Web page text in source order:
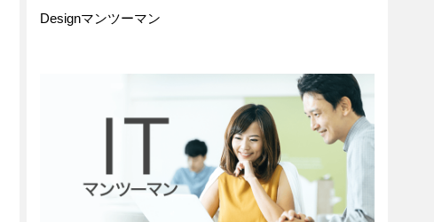
Designマンツーマン